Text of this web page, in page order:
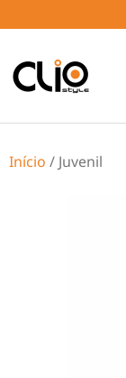
Início / Juvenil